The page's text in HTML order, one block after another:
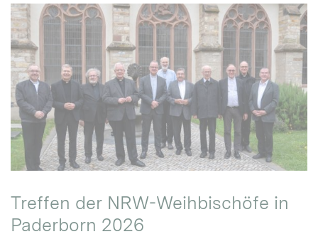
Treffen der NRW-Weihbischöfe in
Paderborn 2026